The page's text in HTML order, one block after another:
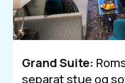
Grand Suite:
separat stue og